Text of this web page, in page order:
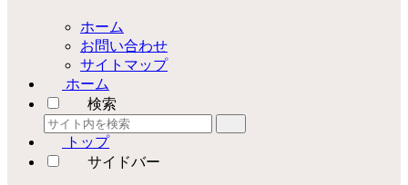
ホーム
お問い合わせ
サイトマップ
ホーム
検索
トップ
サイドバー